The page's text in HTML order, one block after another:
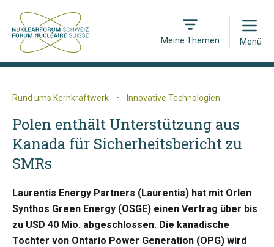
Meine Themen
Open
Menü
Rund ums Kernkraftwerk • Innovative Technologien
Polen enthält Unterstützung aus
Kanada für Sicherheitsbericht zu
SMRs
Laurentis Energy Partners (Laurentis) hat mit Orlen
Synthos Green Energy (OSGE) einen Vertrag über bis
zu USD 40 Mio. abgeschlossen. Die kanadische
Tochter von Ontario Power Generation (OPG) wird